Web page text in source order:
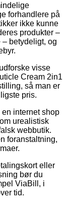
forhandlere på
ikke kunne
produkter –
betydeligt, og
visse
Cream 2in1
så man er
pris.
internet shop
urealistisk
webbutik.
foranstaltning,
eller
bør du
ViaBill, i
tid.